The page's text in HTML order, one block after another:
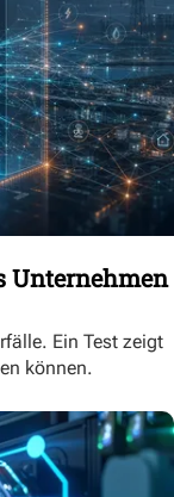
Unternehmen
Ein Test zeigt
können.